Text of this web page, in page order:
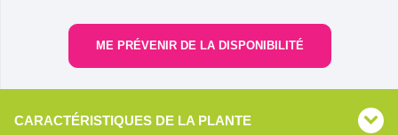
ME PRÉVENIR DE LA DISPONIBILITÉ
CARACTÉRISTIQUES DE LA PLANTE